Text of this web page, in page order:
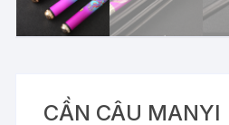
CẦN CÂU MANYI